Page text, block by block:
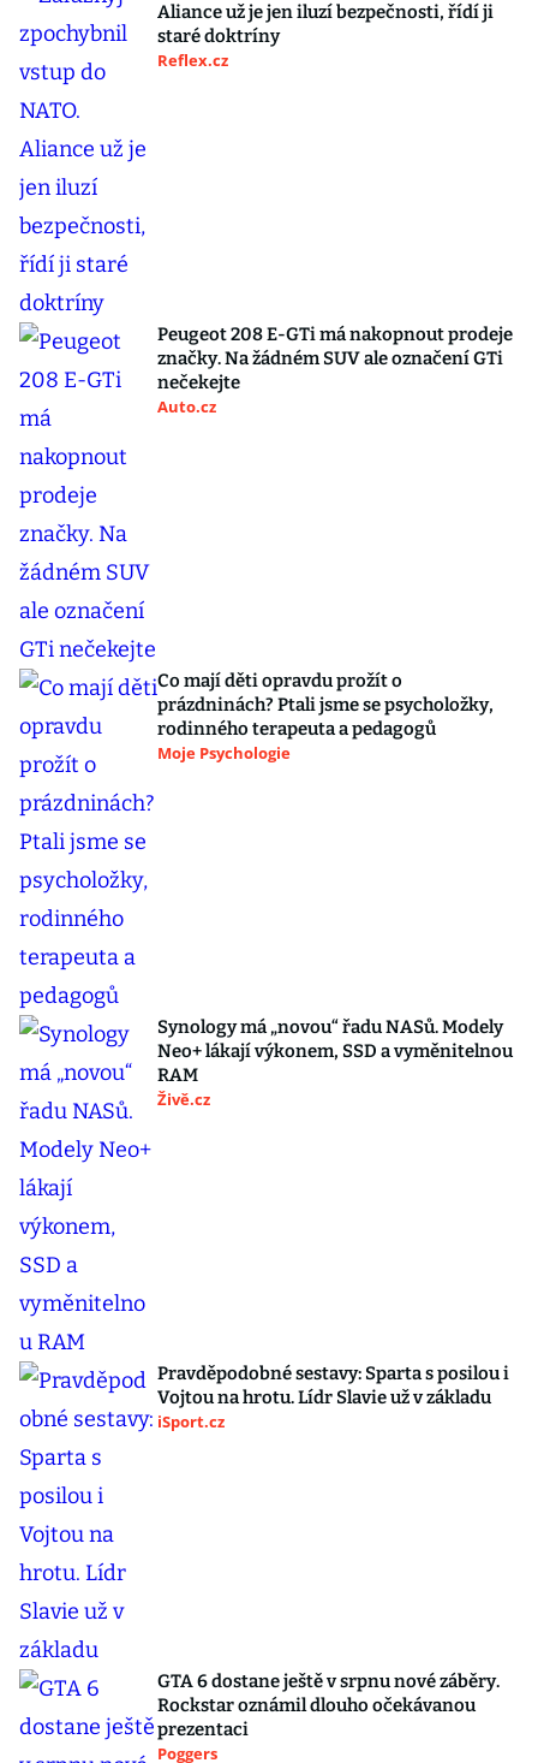
Aliance už je jen iluzí bezpečnosti, řídí ji
staré doktríny
Reflex.cz
Peugeot 208 E-GTi má nakopnout prodeje
značky. Na žádném SUV ale označení GTi
nečekejte
Auto.cz
Co mají děti opravdu prožít o
prázdninách? Ptali jsme se psycholožky,
rodinného terapeuta a pedagogů
Moje Psychologie
Synology má „novou“ řadu NASů. Modely
Neo+ lákají výkonem, SSD a vyměnitelnou
RAM
Živě.cz
Pravděpodobné sestavy: Sparta s posilou i
Vojtou na hrotu. Lídr Slavie už v základu
iSport.cz
GTA 6 dostane ještě v srpnu nové záběry.
Rockstar oznámil dlouho očekávanou
prezentaci
Poggers